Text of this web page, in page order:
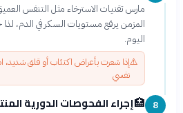
مارس تقنيات الاسترخاء مثل التنفس
المزمن يرفع مستويات السكر في الدم،
اليوم.
⚠️إذا شعرت بأعراض اكتئاب أو قلق
نفسي
8
🏥إجراء الفحوصات الدورية